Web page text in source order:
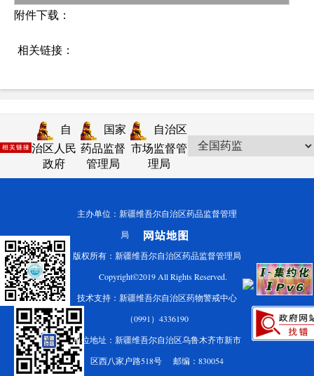
附件下载：
相关链接：
自
治区人民
政府
国家
药品监督
管理局
自治区
市场监督管
理局
主办单位：新疆维吾尔自治区药品监督管理
局
版权所有：新疆维吾尔自治区药品监督管理局
Copyright©2019 All Rights Reserved.
技术支持：新疆维吾尔自治区药物警戒中心
（0991）4336190
单位地址：新疆维吾尔自治区乌鲁木齐市新市
区西八家户路518号 邮编：830054